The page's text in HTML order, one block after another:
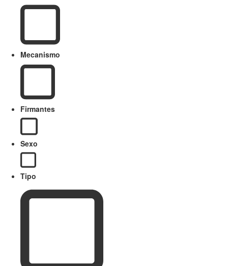
Mecanismo
Firmantes
Sexo
Tipo